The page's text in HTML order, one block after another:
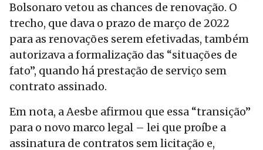
Bolsonaro vetou as chances de renovação. O
trecho, que dava o prazo de março de 2022
para as renovações serem efetivadas, também
autorizava a formalização das “situações de
fato”, quando há prestação de serviço sem
contrato assinado.
Em nota, a Aesbe afirmou que essa “transição”
para o novo marco legal – lei que proíbe a
assinatura de contratos sem licitação e,